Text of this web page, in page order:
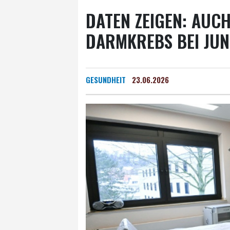
DATEN ZEIGEN:
DARMKREBS BEI
GESUNDHEIT 23.06.2026